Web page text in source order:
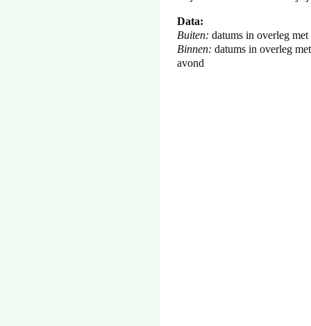
Data:
Buiten: datums in overleg
Binnen: datums in overleg
avond